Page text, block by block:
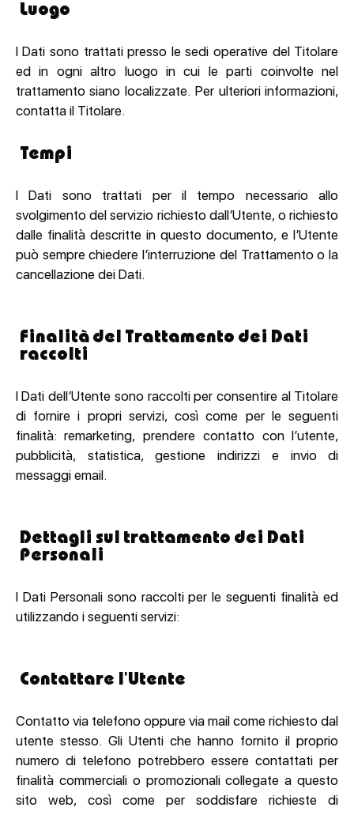
Luogo
I Dati sono trattati presso le sedi operative del Titolare
ed in ogni altro luogo in cui le parti coinvolte nel
trattamento siano localizzate. Per ulteriori informazioni,
contatta il Titolare.
Tempi
I Dati sono trattati per il tempo necessario allo
svolgimento del servizio richiesto dall’Utente, o richiesto
dalle finalità descritte in questo documento, e l’Utente
può sempre chiedere l’interruzione del Trattamento o la
cancellazione dei Dati.
Finalità del Trattamento dei Dati
raccolti
I Dati dell’Utente sono raccolti per consentire al Titolare
di fornire i propri servizi, così come per le seguenti
finalità: remarketing, prendere contatto con l’utente,
pubblicità, statistica, gestione indirizzi e invio di
messaggi email.
Dettagli sul trattamento dei Dati
Personali
I Dati Personali sono raccolti per le seguenti finalità ed
utilizzando i seguenti servizi:
Contattare l'Utente
Contatto via telefono oppure via mail come richiesto dal
utente stesso. Gli Utenti che hanno fornito il proprio
numero di telefono potrebbero essere contattati per
finalità commerciali o promozionali collegate a questo
sito web, così come per soddisfare richieste di